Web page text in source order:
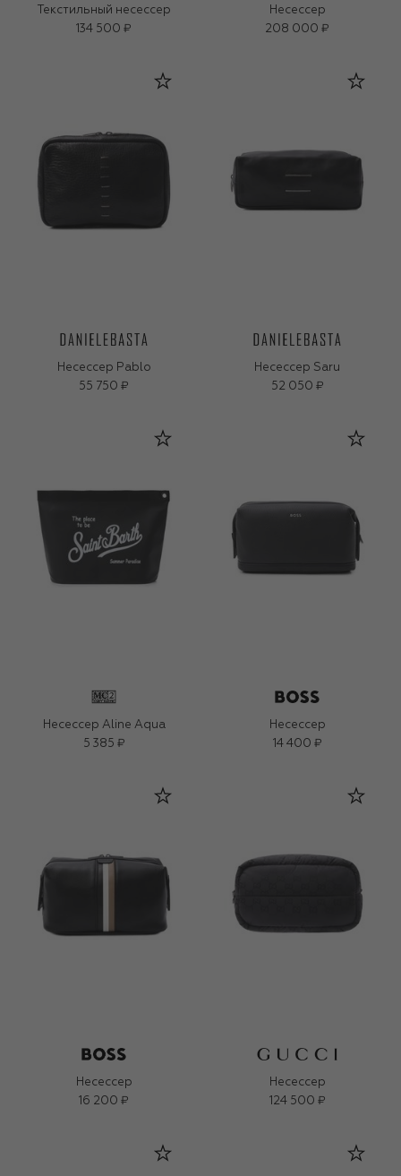
Текстильный несессер
134 500 ₽
Несессер
208 000 ₽
Несессер Pablo
55 750 ₽
Несессер Saru
52 050 ₽
Несессер Aline Aqua
5 385 ₽
Несессер
14 400 ₽
Несессер
16 200 ₽
Несессер
124 500 ₽